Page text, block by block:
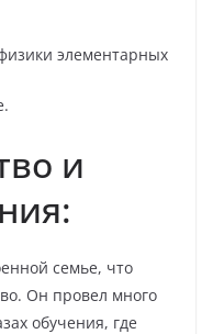
элементарных
и
семье, что
Он провел много
обучения, где